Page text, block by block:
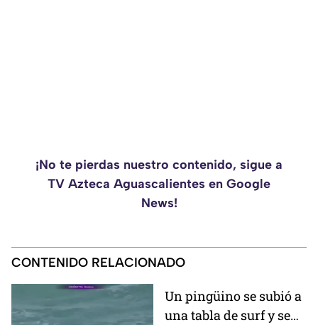
¡No te pierdas nuestro contenido, sigue a
TV Azteca Aguascalientes en Google
News!
CONTENIDO RELACIONADO
Un pingüino se subió a
una tabla de surf y se